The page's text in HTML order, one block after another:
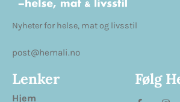
Nyheter for helse, mat og livsstil
post@hemali.no
Lenker
Hjem
Følg